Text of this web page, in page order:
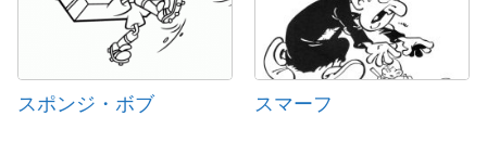
スポンジ・ボブ スマーフ